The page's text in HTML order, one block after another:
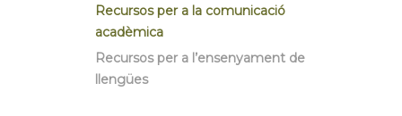
Recursos per a la comunicació
acadèmica
Recursos per a l’ensenyament de
llengües